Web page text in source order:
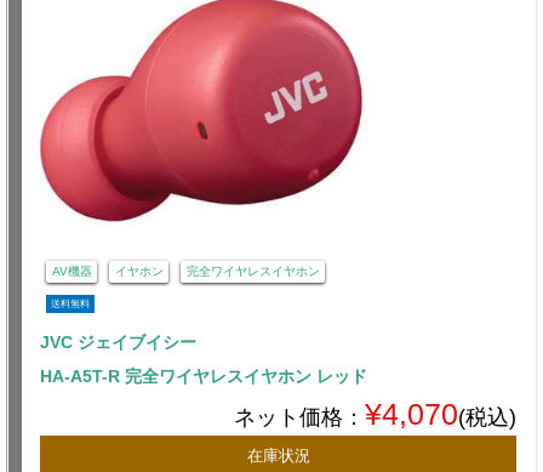
AV機器 イヤホン 完全ワイヤレスイヤホン
送料無料
JVC ジェイブイシー
HA-A5T-R 完全ワイヤレスイヤホン レッド
ネット価格： ¥4,070(税込)
在庫状況